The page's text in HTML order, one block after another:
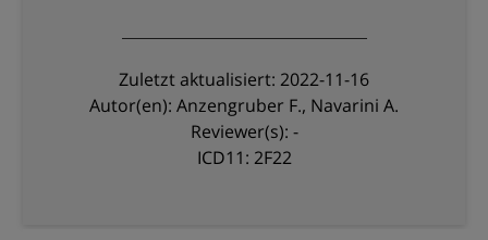
Zuletzt aktualisiert: 2022-11-16
Autor(en): Anzengruber F., Navarini A.
Reviewer(s): -
ICD11: 2F22